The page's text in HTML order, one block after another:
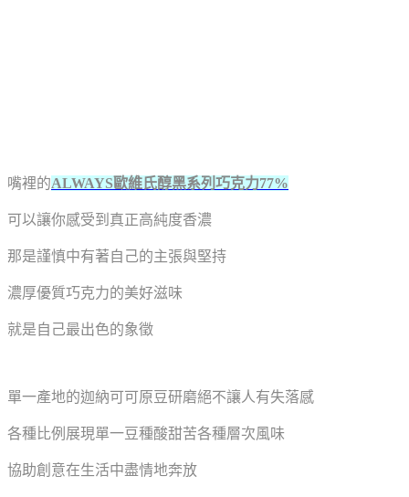
嘴裡的ALWAYS歐維氏醇黑系列巧克力77%
可以讓你感受到真正高純度香濃
那是謹慎中有著自己的主張與堅持
濃厚優質巧克力的美好滋味
就是自己最出色的象徵
單一產地的迦納可可原豆研磨絕不讓人有失落感
各種比例展現單一豆種酸甜苦各種層次風味
協助創意在生活中盡情地奔放